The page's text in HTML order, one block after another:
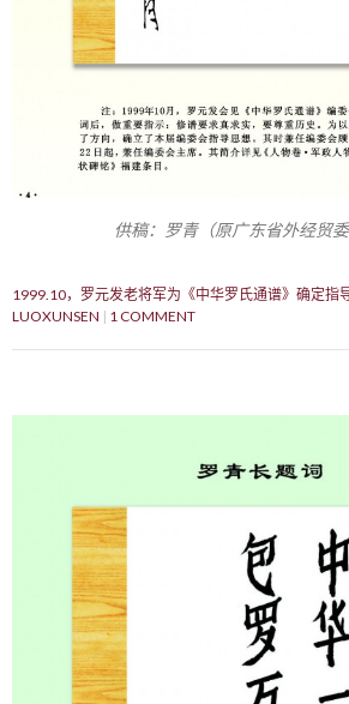
供稿：罗青（原广东省外经贸
1999.10，罗元发老将军为《中华罗氏通谱》确定指
LUOXUNSEN
1 COMMENT